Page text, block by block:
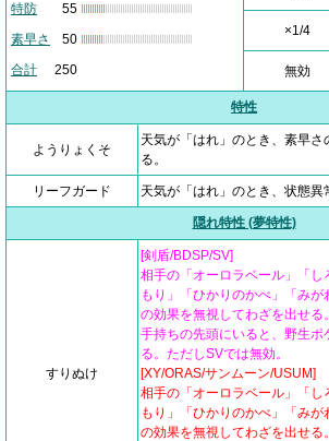
特防
55
素早さ
50
合計
250
×1/4
無効
特性
ようりょくそ
天気が「はれ」のとき、素早さ
る。
リーフガード 天気が「はれ」のとき、状態異
隠れ特性 (夢特性)
すりぬけ
[剣盾/BDSP/SV]
相手の「オーロラベール」「し
もり」「ひかりのかべ」「みが
の効果を無視してわざを出せる。
手持ちの先頭にいると、野生ポ
る。ただしSVでは無効。
[XY/ORAS/サンムーン/USUM]
相手の「オーロラベール」「し
もり」「ひかりのかべ」「みが
の効果を無視してわざを出せる。